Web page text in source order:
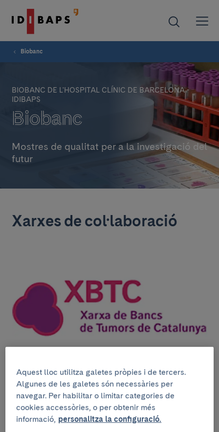
Biobanc
BIOBANC DE L'HOSPITAL CLÍNIC DE BARCELONA -
IDIBAPS
Biobanc
Mostres de qualitat per a la investigació del
futur
Xarxes de col·laboració
El Biobanc com a plataforma científico-tècnica de
suport a la recerca col·labora en xarxes d’àmbit
nacional i internacional. Des del Banc de Tumors i
Teixits, el Biobanc coordina la Xarxa Catalana de
Aquest lloc utilitza galetes pròpies i de tercers.
Algunes de les galetes són necessàries per
navegar. Per habilitar o limitar categories de
cookies accessòries, o per obtenir més
informació, personalitza la configuració.